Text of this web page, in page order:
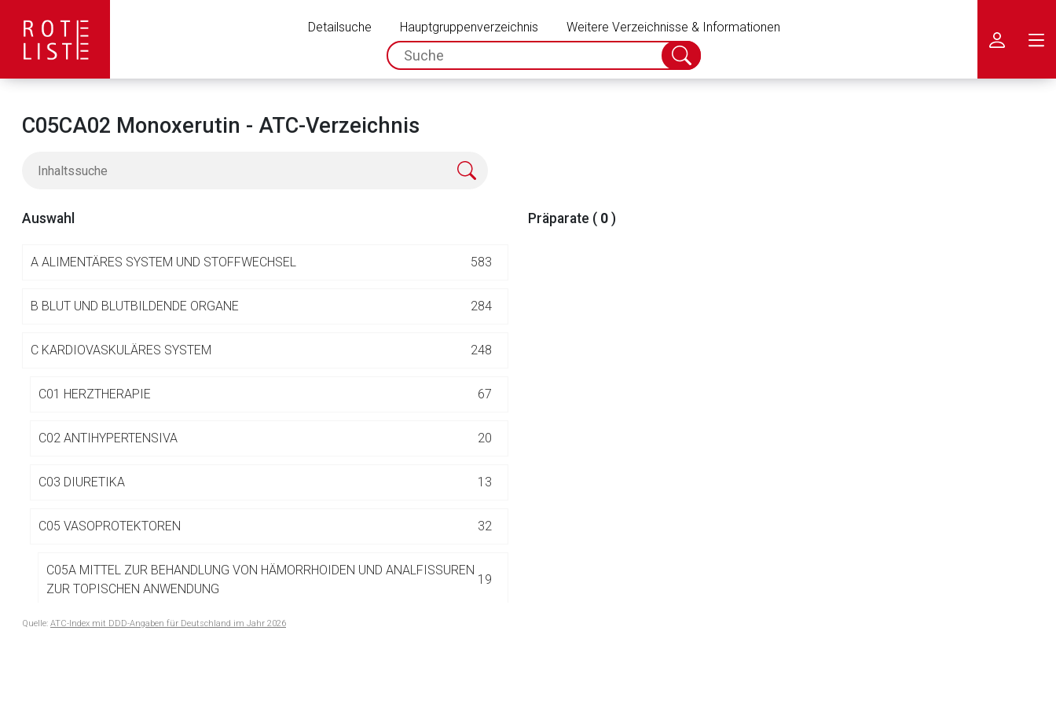
Detailsuche Hauptgruppenverzeichnis
Weitere Verzeichnisse & Informationen
spc.search.input.placeholder
Suche
abschicken
C05CA02 Monoxerutin - ATC-Verzeichnis
Auswahl
A ALIMENTÄRES SYSTEM UND STOFFWECHSEL 583
B BLUT UND BLUTBILDENDE ORGANE 284
C KARDIOVASKULÄRES SYSTEM 248
C01 HERZTHERAPIE 67
C02 ANTIHYPERTENSIVA 20
C03 DIURETIKA 13
C05 VASOPROTEKTOREN 32
C05A MITTEL ZUR BEHANDLUNG VON HÄMORRHOIDEN UND ANALFISSUREN
ZUR TOPISCHEN ANWENDUNG
19
C05B ANTIVARIKOSA
Quelle: ATC-Index mit DDD-Angaben für Deutschland im Jahr 2026
Präparate ( 0 )
Aufruf einer externen Seite
Der von Ihnen aufgerufene Link öffnet eine externe Web-Seite. Für die Inhalte der externen Web-Seite ist deren